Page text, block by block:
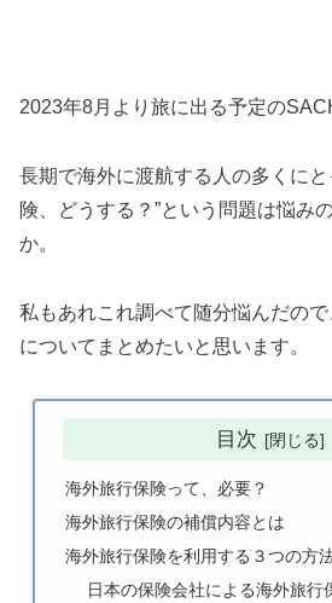
2023年8月より旅に出る予定の
長期で海外に渡航する人の多くにと
険、どうする？”という問題は悩み
か。
私もあれこれ調べて随分悩んだの
についてまとめたいと思います。
目次
海外旅行保険って、必要？
海外旅行保険の補償内容とは
海外旅行保険を利用する３つの方
日本の保険会社による海外旅行